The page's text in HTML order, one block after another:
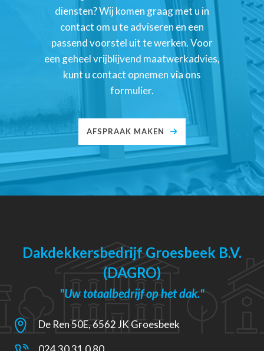
diensten? Wij komen graag met u in
contact om u te adviseren en een
passend voorstel uit te werken. Voor
een geheel vrijblijvend maatwerkadvies,
kunt u contact opnemen via ons
formulier.
AFSPRAAK MAKEN
Dakdekkersbedrijf Groesbeek B.V.
(DAGRO)
"Uw totaalbedrijf op het dak."
De Ren 50E, 6562 JK Groesbeek